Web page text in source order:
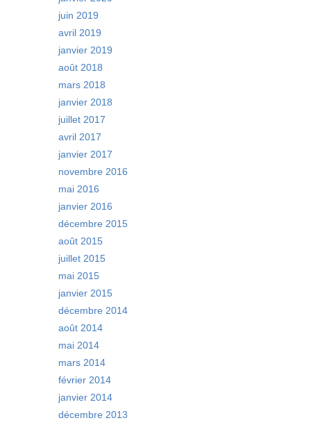
juin 2019
avril 2019
janvier 2019
août 2018
mars 2018
janvier 2018
juillet 2017
avril 2017
janvier 2017
novembre 2016
mai 2016
janvier 2016
décembre 2015
août 2015
juillet 2015
mai 2015
janvier 2015
décembre 2014
août 2014
mai 2014
mars 2014
février 2014
janvier 2014
décembre 2013